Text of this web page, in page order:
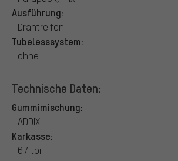
Ausführung:
Drahtreifen
Tubelesssystem:
ohne
Technische Daten:
Gummimischung:
ADDIX
Karkasse:
67 tpi